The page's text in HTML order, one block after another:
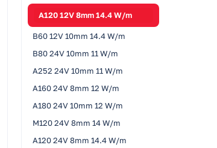
A120 12V 8mm 14.4 W/m
B60 12V 10mm 14.4 W/m
B80 24V 10mm 11 W/m
A252 24V 10mm 11 W/m
A160 24V 8mm 12 W/m
A180 24V 10mm 12 W/m
M120 24V 8mm 14 W/m
A120 24V 8mm 14.4 W/m